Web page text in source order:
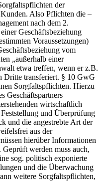
der
Also Pflichten die –
nach dem 2.
Geschäftsbeziehung
Voraussetzungen)
vom
„außerhalb einer
etwa treffen, wenn er z.B.
Dritte transferiert. § 10 GwG
Sorgfaltspflichten. Hierzu
Geschäftspartners
wirtschaftlich
und Überprüfung
und die angestrebte Art der
aus der
hierüber Informationen
werden muss auch,
sog. politisch exponierte
und die Überwachung
weitere Sorgfaltspflichten,